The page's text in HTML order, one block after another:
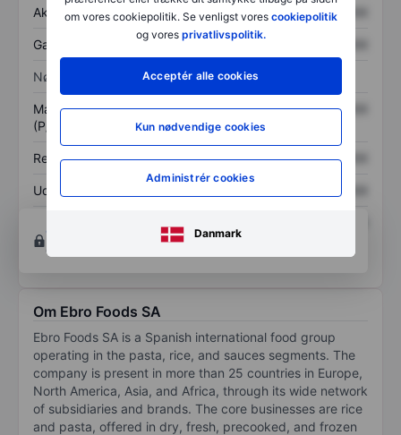
om vores cookiepolitik. Se venligst vores cookiepolitik
og vores privatlivspolitik.
Acceptér alle cookies
Kun nødvendige cookies
Administrér cookies
Danmark
Aktiver i alt XXXXXXX XXXXXXX
Gæld XXXXXXX
Nøgletal
Markedsværdi/omsætning
(P/S)
XXXXXXX XXXXXXX
Resultat pr. aktie (EPS) XXXXXXX XXXXXXX
Udbytte pr. aktie XXXXXXX
Opret konto
for at få adgang til flere diagrammer
og analyse værktøjer.
Om Ebro Foods SA
Ebro Foods SA is a Spanish international food group
operating in the pasta, rice, and sauces segments. The
company is present in more than 25 countries in Europe,
North America, Asia, and Africa, through its wide network
of subsidiaries and brands. The core businesses are rice
and pasta, offered in dry, fresh, precooked, and frozen